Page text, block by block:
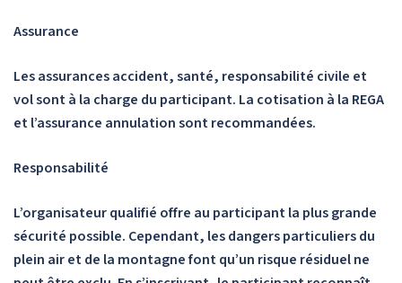
Assurance
Les assurances accident, santé, responsabilité civile et
vol sont à la charge du participant. La cotisation à la REGA
et l’assurance annulation sont recommandées.
Responsabilité
L’organisateur qualifié offre au participant la plus grande
sécurité possible. Cependant, les dangers particuliers du
plein air et de la montagne font qu’un risque résiduel ne